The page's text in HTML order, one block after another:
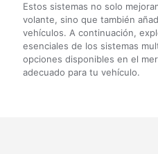
Estos sistemas no solo
volante, sino que también
vehículos. A continuación,
esenciales de los sistemas
opciones disponibles en el
adecuado para tu vehículo.